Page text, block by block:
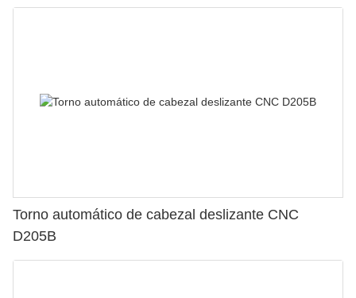
Torno automático de cabezal deslizante CNC
D205B